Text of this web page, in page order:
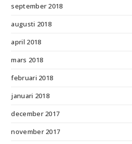
september 2018
augusti 2018
april 2018
mars 2018
februari 2018
januari 2018
december 2017
november 2017